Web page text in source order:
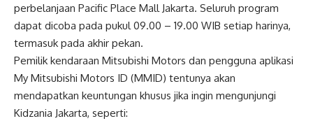
perbelanjaan Pacific Place Mall Jakarta. Seluruh program
dapat dicoba pada pukul 09.00 – 19.00 WIB setiap harinya,
termasuk pada akhir pekan.
Pemilik kendaraan Mitsubishi Motors dan pengguna aplikasi
My Mitsubishi Motors ID (MMID) tentunya akan
mendapatkan keuntungan khusus jika ingin mengunjungi
Kidzania Jakarta, seperti: